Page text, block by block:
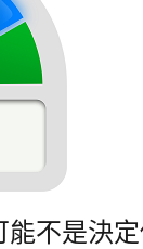
不是決